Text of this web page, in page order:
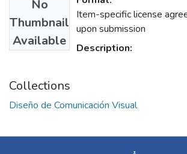
No
Thumbnail
Available
Item-specific license
upon submission
Description:
Collections
Diseño de Comunicación Visual